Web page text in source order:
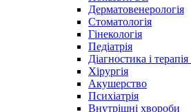
Дерматовенерологія
Стоматологія
Гінекологія
Педіатрія
Діагностика і
Хірургія
Акушерство
Психіатрія
Внутрішні хвороби